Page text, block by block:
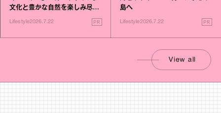
文化と豊かな自然を楽しみ尽く
Lifestyle2026.7.22 PR
島へ
Lifestyle2026.7.22 PR
View all